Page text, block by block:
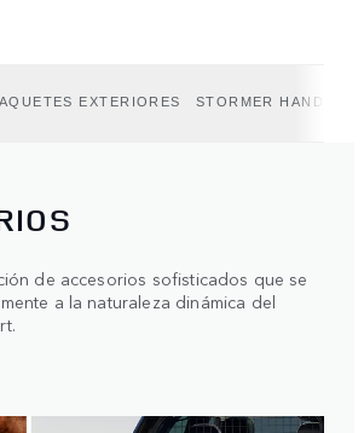
EXTERIORES STORMER
de accesorios sofisticados que se
a la naturaleza dinámica del